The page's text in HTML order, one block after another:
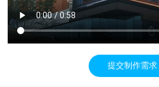
提交制作需求